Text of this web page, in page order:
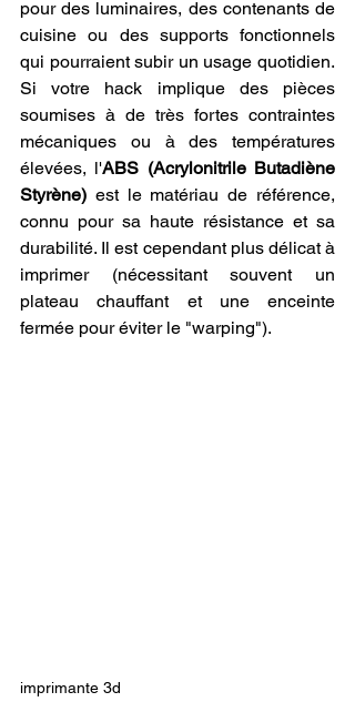
pour des luminaires, des contenants de
cuisine ou des supports fonctionnels
qui pourraient subir un usage quotidien.
Si votre hack implique des pièces
soumises à de très fortes contraintes
mécaniques ou à des températures
élevées, l'ABS (Acrylonitrile Butadiène
Styrène) est le matériau de référence,
connu pour sa haute résistance et sa
durabilité. Il est cependant plus délicat à
imprimer (nécessitant souvent un
plateau chauffant et une enceinte
fermée pour éviter le "warping").
imprimante 3d